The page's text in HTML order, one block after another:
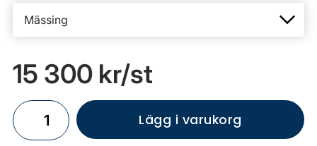
15 300 kr/st
Lägg i varukorg